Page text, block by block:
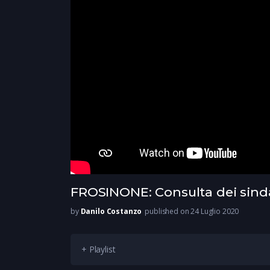
FROSINONE: Consulta dei
by Danilo Costanzo published on 24 Luglio 2020
+ Playlist